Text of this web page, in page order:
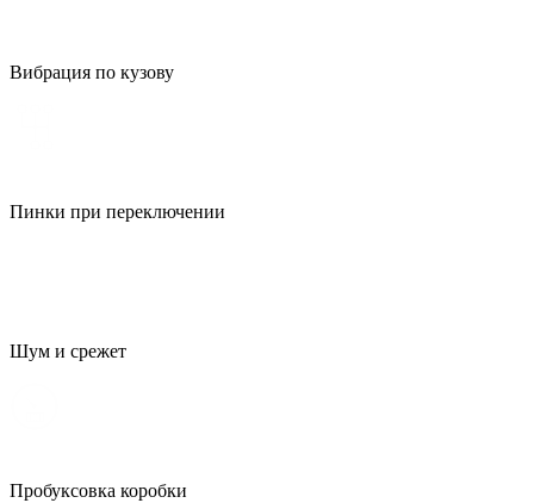
Вибрация по кузову
Пинки при переключении
Шум и срежет
Пробуксовка коробки